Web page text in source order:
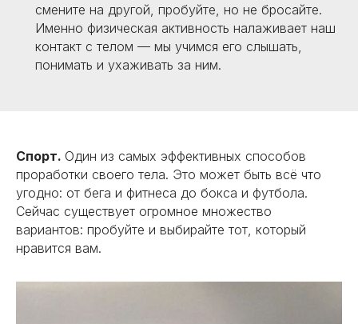
смените на другой, пробуйте, но не бросайте.
Именно физическая активность налаживает наш
контакт с телом — мы учимся его слышать,
понимать и ухаживать за ним.
Спорт. Один из самых эффективных способов
проработки своего тела. Это может быть всё что
угодно: от бега и фитнеса до бокса и футбола.
Сейчас существует огромное множество
вариантов: пробуйте и выбирайте тот, который
нравится вам.